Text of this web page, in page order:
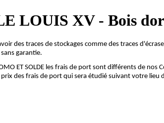
LOUIS XV - Bois
des traces de stockages comme des traces
garantie.
ET SOLDE les frais de port sont différents de
des frais de port qui sera étudié suivant votre lieu